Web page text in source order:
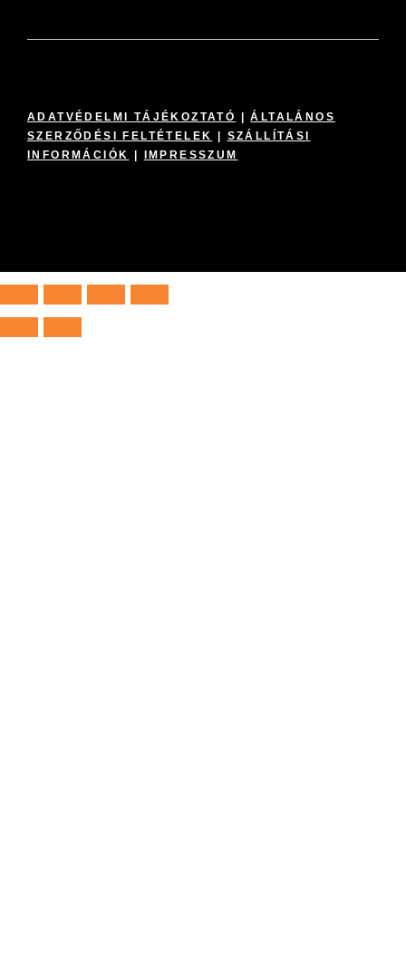
ADATVÉDELMI TÁJÉKOZTATÓ |ÁLTALÁNOS
SZERZŐDÉSI FELTÉTELEK
SZÁLLÍTÁSI
INFORMÁCIÓK
IMPRESSZUM